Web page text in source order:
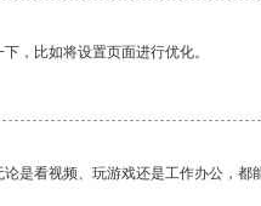
，比如将设置页面进行优化。
是看视频、玩游戏还是工作办公，都